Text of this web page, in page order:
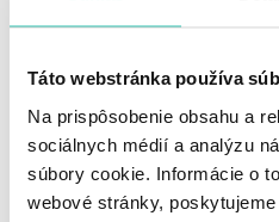
Táto webstránka používa
Na prispôsobenie obsahu a
sociálnych médií a analýzu
súbory cookie. Informácie o
webové stránky,
približne po 5 – 7 dňoch
mieste vám po reze zostane
tá sa zvykne po pár
Keď sú padnuté